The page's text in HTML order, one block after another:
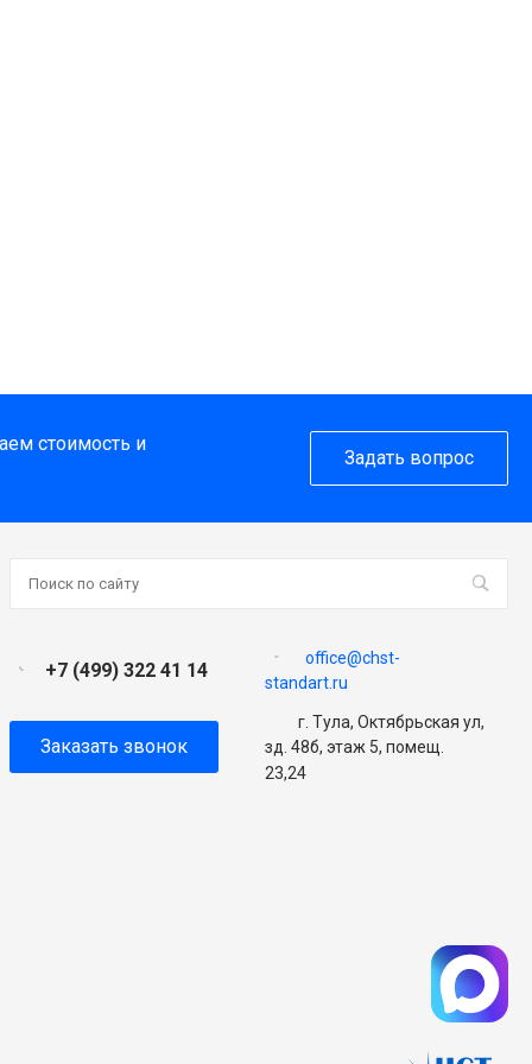
стоимость и
Задать вопрос
+7 (499) 322 41 14
office@chst-
standart.ru
Заказать звонок
г. Тула, Октябрьская ул,
зд. 48б, этаж 5, помещ.
23,24